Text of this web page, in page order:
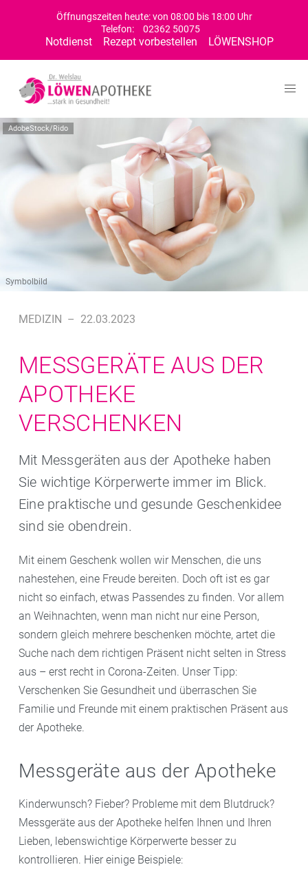
Öffnungszeiten heute: von 08:00 bis 18:00 Uhr
Telefon:
02362 50075
Notdienst Rezept vorbestellen LÖWENSHOP
AdobeStock/Rido
Symbolbild
MEDIZIN – 22.03.2023
MESSGERÄTE AUS DER
APOTHEKE
VERSCHENKEN
Mit Messgeräten aus der Apotheke haben
Sie wichtige Körperwerte immer im Blick.
Eine praktische und gesunde Geschenkidee
sind sie obendrein.
Mit einem Geschenk wollen wir Menschen, die uns
nahestehen, eine Freude bereiten. Doch oft ist es gar
nicht so einfach, etwas Passendes zu finden. Vor allem
an Weihnachten, wenn man nicht nur eine Person,
sondern gleich mehrere beschenken möchte, artet die
Suche nach dem richtigen Präsent nicht selten in Stress
aus – erst recht in Corona-Zeiten. Unser Tipp:
Verschenken Sie Gesundheit und überraschen Sie
Familie und Freunde mit einem praktischen Präsent aus
der Apotheke.
Messgeräte aus der Apotheke
Kinderwunsch? Fieber? Probleme mit dem Blutdruck?
Messgeräte aus der Apotheke helfen Ihnen und Ihren
Lieben, lebenswichtige Körperwerte besser zu
kontrollieren. Hier einige Beispiele: